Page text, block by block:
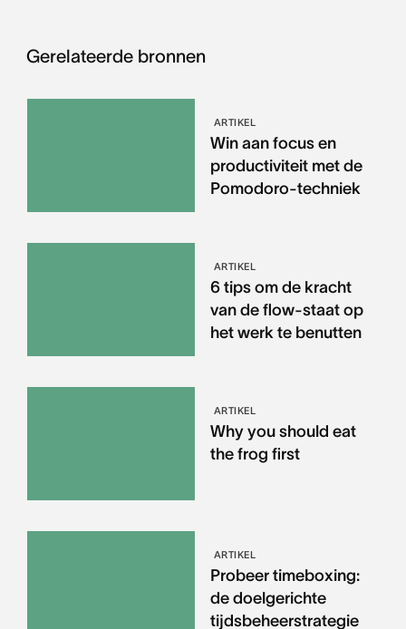
Gerelateerde bronnen
ARTIKEL
Win aan focus en
productiviteit met de
Pomodoro-techniek
ARTIKEL
6 tips om de kracht
van de flow-staat op
het werk te benutten
ARTIKEL
Why you should eat
the frog first
ARTIKEL
Probeer timeboxing:
de doelgerichte
tijdsbeheerstrategie